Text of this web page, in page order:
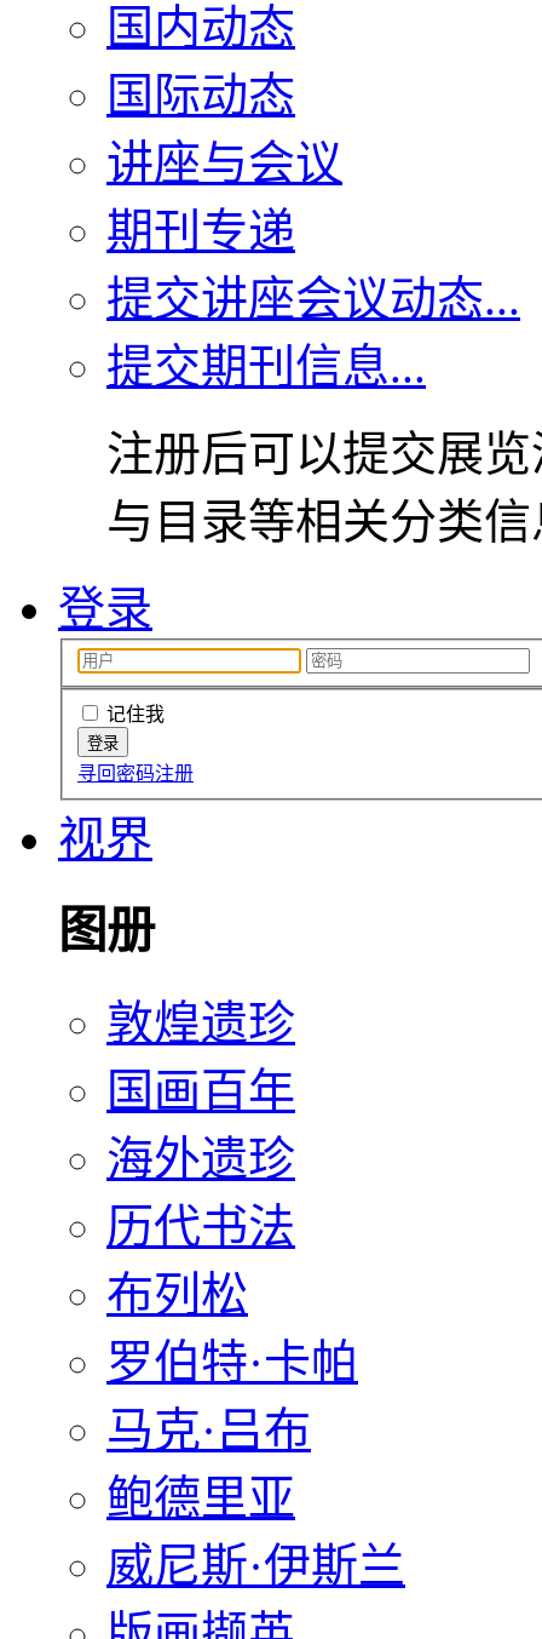
国内动态
国际动态
讲座与会议
期刊专递
提交讲座会议动态...
提交期刊信息...
注册后可以提交展
与目录等相关分类
登录
记住我
寻回密码注册
视界
图册
敦煌遗珍
国画百年
海外遗珍
历代书法
布列松
罗伯特·卡帕
马克·吕布
鲍德里亚
威尼斯·伊斯兰